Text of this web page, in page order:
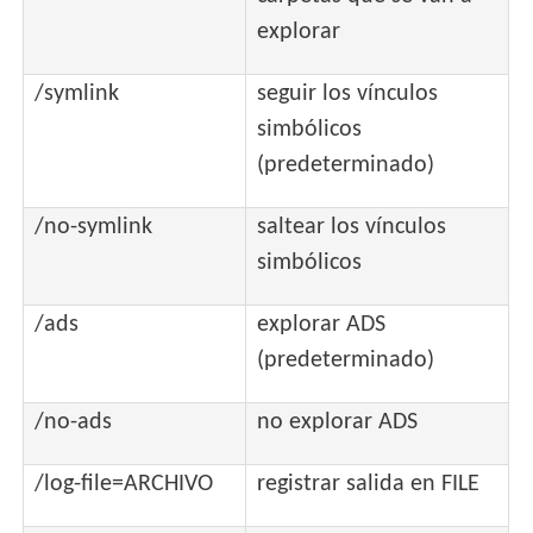
explorar
/symlink
seguir los vínculos
simbólicos
(predeterminado)
/no-symlink
saltear los vínculos
simbólicos
/ads
explorar ADS
(predeterminado)
/no-ads no explorar ADS
/log-file=ARCHIVO registrar salida en FILE